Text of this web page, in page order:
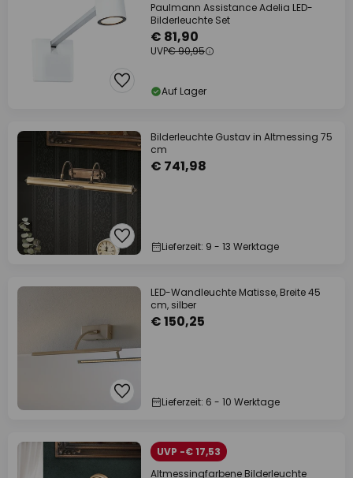
Paulmann Assistance Adelia LED-
Bilderleuchte Set
€ 81,90
UVP€ 90,95
Auf Lager
Bilderleuchte Gustav in Altmessing 75
cm
€ 741,98
Lieferzeit: 9 - 13 Werktage
LED-Wandleuchte Matisse, Breite 45
cm, silber
€ 150,25
Lieferzeit: 6 - 10 Werktage
UVP -€ 17,53
Altmessingfarbene Bilderleuchte